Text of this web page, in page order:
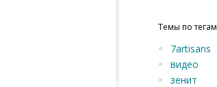
Темы по тегам
7artisans
видео
зенит